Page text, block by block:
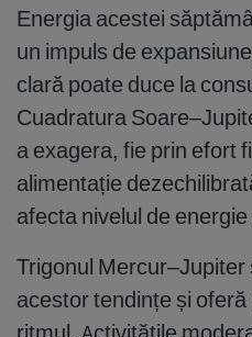
Energia acestei
un impuls de
clară poate duce la
Cuadratura
a exagera, fie prin efort
alimentație
afecta nivelul de
Trigonul
acestor tendințe și